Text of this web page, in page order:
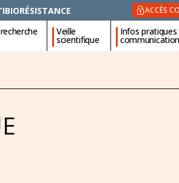
ACCÈS
Veille
scientifique
Infos